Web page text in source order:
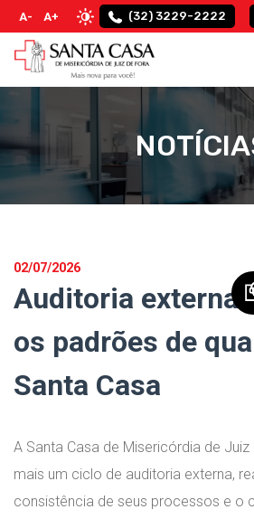
A- A+ (32) 3229-2222
02/07/2026
Auditoria externa
os padrões de
Santa Casa
A Santa Casa de Misericórdia de
mais um ciclo de auditoria externa,
consistência de seus processos e o